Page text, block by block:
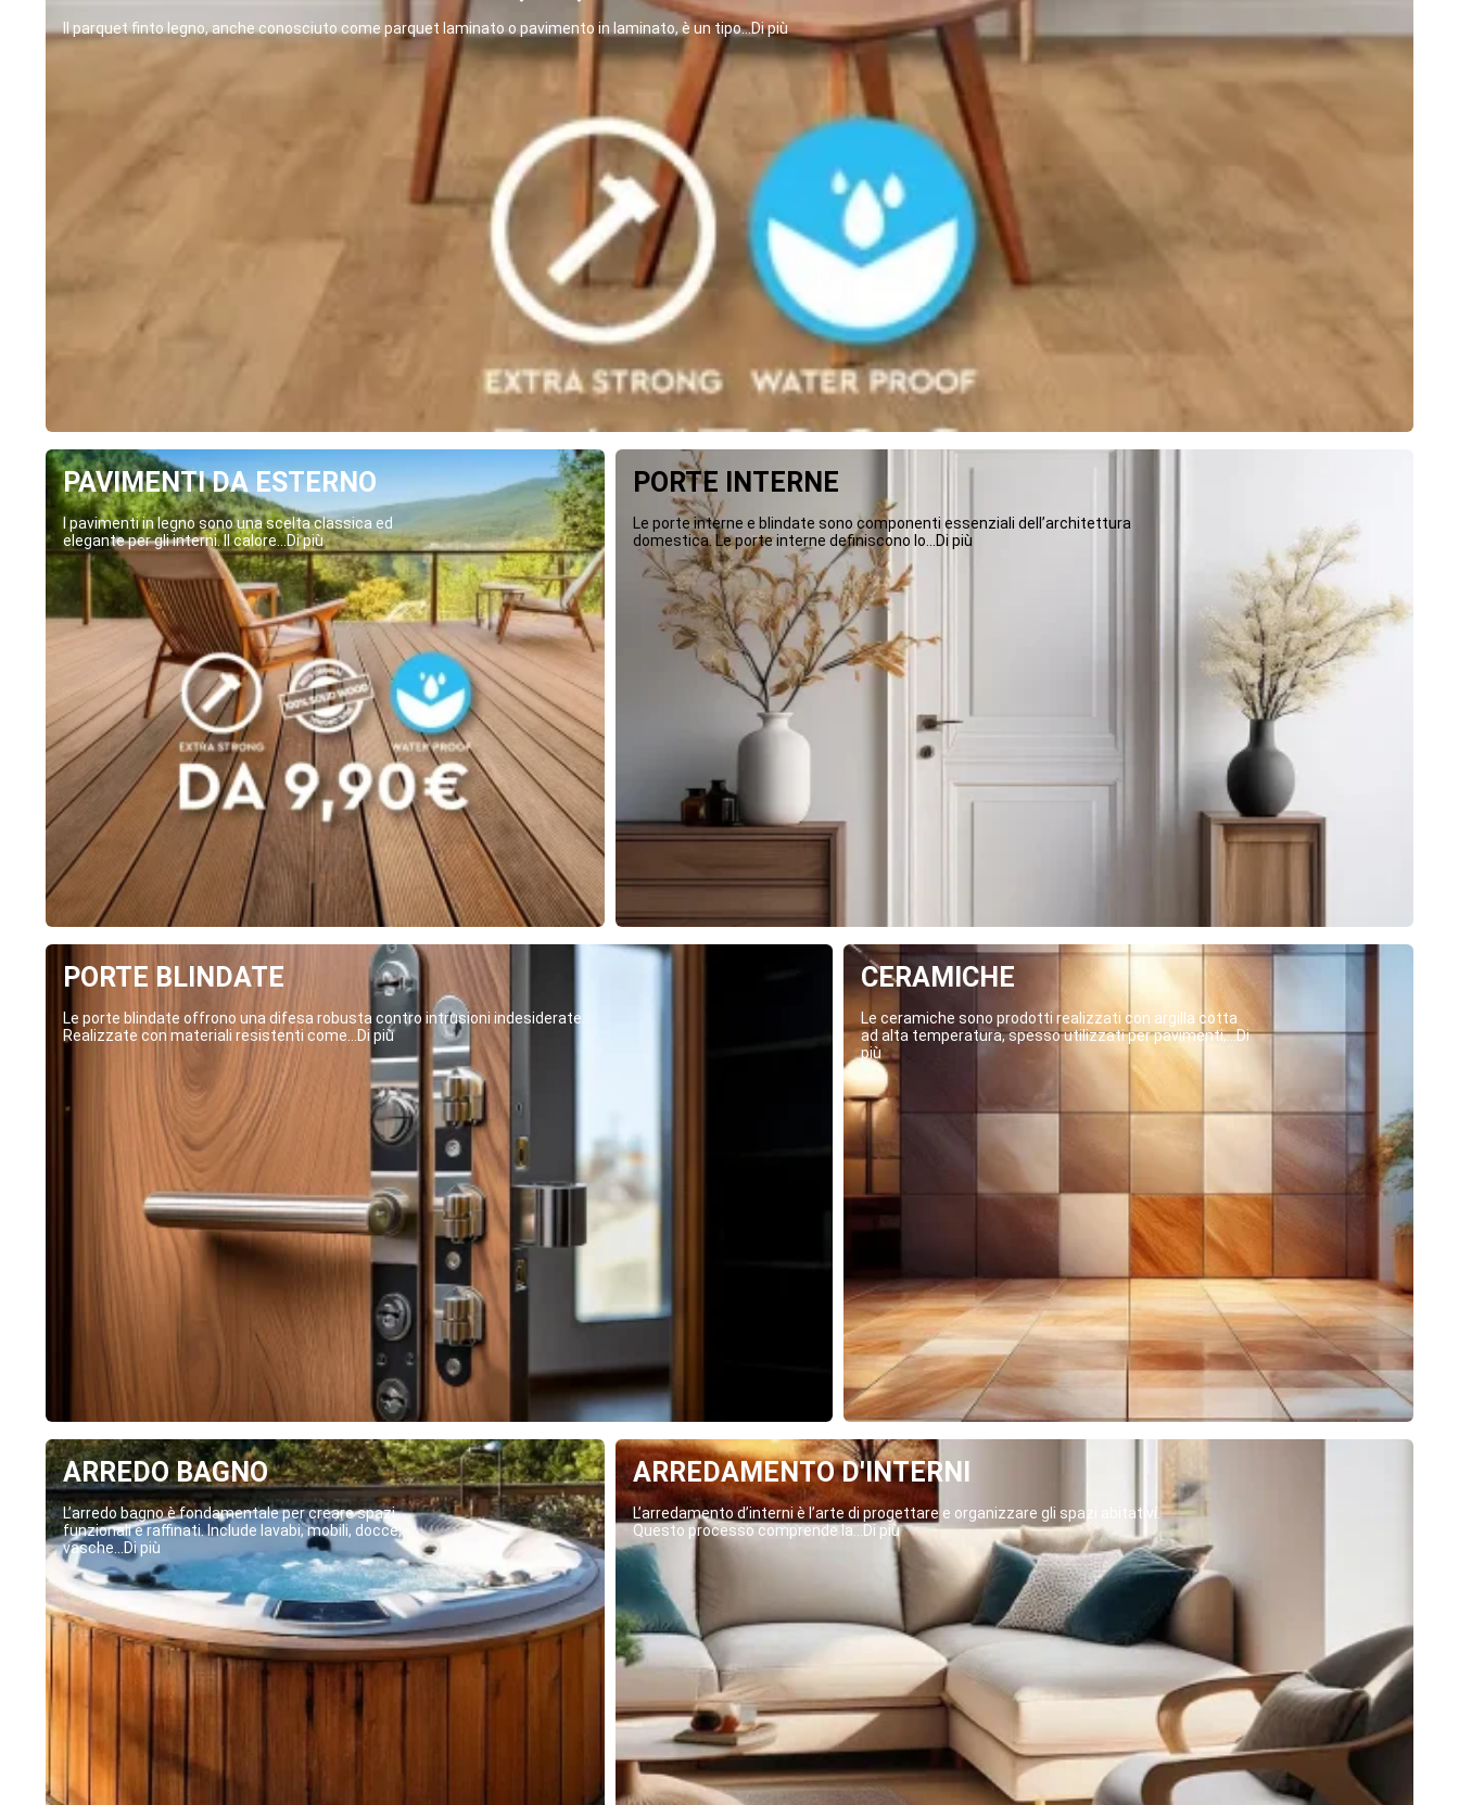
Il parquet finto legno, anche conosciuto come parquet laminato o pavimento in laminato, è un tipo...Di più
PAVIMENTI DA ESTERNO
I pavimenti in legno sono una scelta classica ed
elegante per gli interni. Il calore...Di più
PORTE INTERNE
Le porte interne e blindate sono componenti essenziali dell’architettura
domestica. Le porte interne definiscono lo...Di più
PORTE BLINDATE
Le porte blindate offrono una difesa robusta contro intrusioni indesiderate.
Realizzate con materiali resistenti come...Di più
CERAMICHE
Le ceramiche sono prodotti realizzati con argilla cotta
ad alta temperatura, spesso utilizzati per pavimenti,...Di
più
ARREDO BAGNO
L’arredo bagno è fondamentale per creare spazi
funzionali e raffinati. Include lavabi, mobili, docce,
vasche...Di più
ARREDAMENTO D'INTERNI
L’arredamento d’interni è l’arte di progettare e organizzare gli spazi abitativi.
Questo processo comprende la...Di più